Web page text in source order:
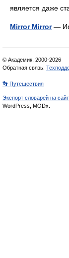
является даже
Mirror Mirror—
© Академик, 2000-2026
Обратная связь:
👣 Путешествия
Экспорт словарей на
WordPress, MODx.